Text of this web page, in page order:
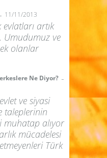
- 11/11/2013
evlatları artık
Umudumuz ve
olanlar
Ne Diyor? -
ve siyasi
taleplerinin
muhatap alıyor
mücadelesi
Türk